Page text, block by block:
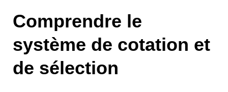
Comprendre le
système de cotation et
de sélection